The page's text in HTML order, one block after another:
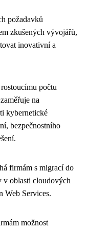
požadavků
zkušených vývojářů,
inovativní a
počtu
na
kybernetické
bezpečnostního
firmám s migrací do
v oblasti cloudových
Web Services.
možnost